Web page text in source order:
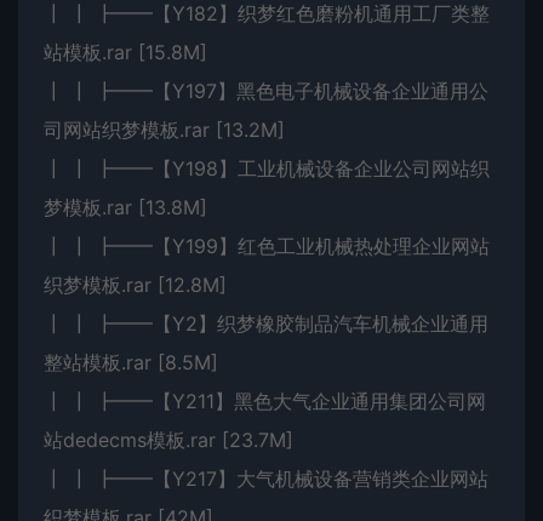
┃ ┃ ┣━━【Y182】织梦红色磨粉机通用工厂类整
站模板.rar [15.8M]
┃ ┃ ┣━━【Y197】黑色电子机械设备企业通用公
司网站织梦模板.rar [13.2M]
┃ ┃ ┣━━【Y198】工业机械设备企业公司网站织
梦模板.rar [13.8M]
┃ ┃ ┣━━【Y199】红色工业机械热处理企业网站
织梦模板.rar [12.8M]
┃ ┃ ┣━━【Y2】织梦橡胶制品汽车机械企业通用
整站模板.rar [8.5M]
┃ ┃ ┣━━【Y211】黑色大气企业通用集团公司网
站dedecms模板.rar [23.7M]
┃ ┃ ┣━━【Y217】大气机械设备营销类企业网站